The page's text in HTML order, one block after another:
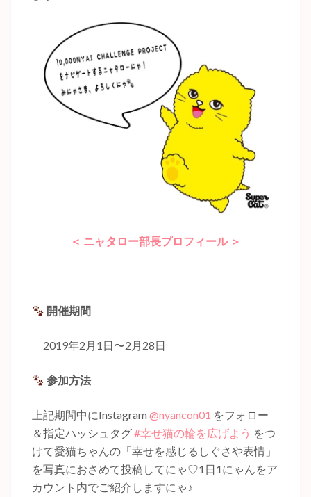
＜ ニャタロー部長プロフィール ＞
開催期間
2019年2月1日〜2月28日
参加方法
上記期間中にInstagram@nyancon01 をフォロー
＆指定ハッシュタグ#幸せ猫の輪を広げよう をつ
けて愛猫ちゃんの「幸せを感じるしぐさや表情」
を写真におさめて投稿してにゃ♡1日1にゃんをア
カウント内でご紹介しますにゃ♪